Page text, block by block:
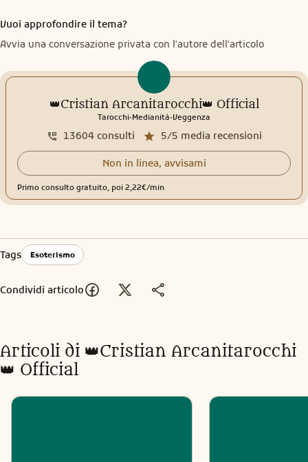
Vuoi approfondire il tema?
Avvia una conversazione privata con l'autore dell'articolo
👑Cristian Arcanitarocchi👑 Official
Tarocchi.Medianità.Veggenza
5/5 media recensioni
13604 consulti
Non in linea, avvisami
Primo consulto gratuito, poi 2,22€/min
Tags Esoterismo
Condividi articolo
Articoli di 👑Cristian Arcanitarocchi
👑 Official